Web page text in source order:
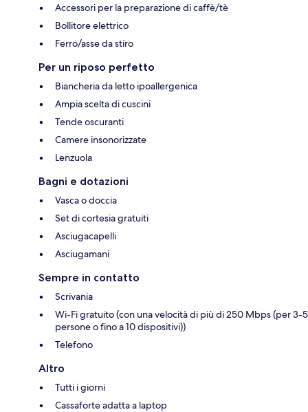
Accessori per la preparazione di caffè/tè
Bollitore elettrico
Ferro/asse da stiro
Per un riposo perfetto
Biancheria da letto ipoallergenica
Ampia scelta di cuscini
Tende oscuranti
Camere insonorizzate
Lenzuola
Bagni e dotazioni
Vasca o doccia
Set di cortesia gratuiti
Asciugacapelli
Asciugamani
Sempre in contatto
Scrivania
Wi-Fi gratuito (con una velocità di più di 250 Mbps (per 3-5
persone o fino a 10 dispositivi))
Telefono
Altro
Tutti i giorni
Cassaforte adatta a laptop